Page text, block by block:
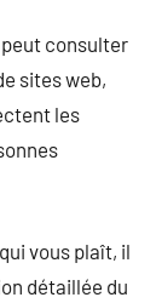
peut consulter
sites web,
les
vous plaît, il
détaillée du